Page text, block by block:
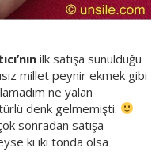
ilk satışa sunulduğu
millet peynir ekmek gibi
ne yalan
denk gelmemişti.
sonradan satışa
ki iki tonda olsa